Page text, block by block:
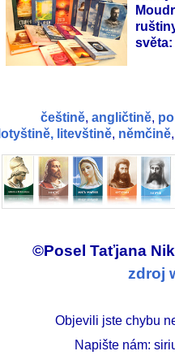
světa:
češtině, angličtině,
lotyštině, litevštině, němčině,
©Posel Taťjana
zdroj
Objevili jste chybu
Napište nám: